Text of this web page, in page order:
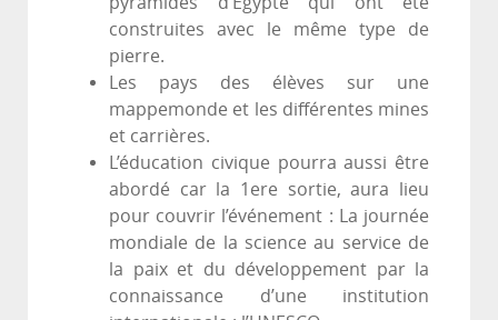
construites avec le même type de
pierre.
Les pays des élèves sur une
mappemonde et les différentes mines
et carrières.
L’éducation civique pourra aussi être
abordé car la 1ere sortie, aura lieu
pour couvrir l’événement : La journée
mondiale de la science au service de
la paix et du développement par la
connaissance d’une institution